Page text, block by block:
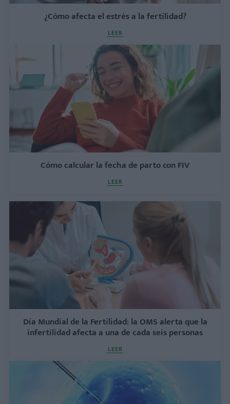
¿Cómo afecta el estrés a la fertilidad?
LEER
Cómo calcular la fecha de parto con FIV
LEER
Día Mundial de la Fertilidad: la OMS alerta que la
infertilidad afecta a una de cada seis personas
LEER